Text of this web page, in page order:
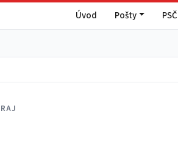
Úvod Pošty PSČ